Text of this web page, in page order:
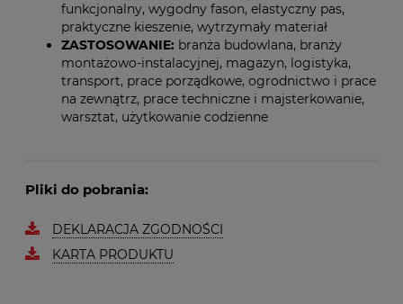
funkcjonalny, wygodny fason, elastyczny pas,
praktyczne kieszenie, wytrzymały materiał
ZASTOSOWANIE: branża budowlana, branży
montażowo-instalacyjnej, magazyn, logistyka,
transport, prace porządkowe, ogrodnictwo i prace
na zewnątrz, prace techniczne i majsterkowanie,
warsztat, użytkowanie codzienne
Pliki do pobrania:
DEKLARACJA ZGODNOŚCI
KARTA PRODUKTU